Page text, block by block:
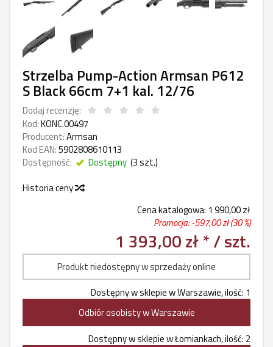
Strzelba Pump-Action Armsan P612
S Black 66cm 7+1 kal. 12/76
Dodaj recenzję:
Kod:KONC.00497
Producent:Armsan
Kod EAN:5902808610113
Dostępność:
Dostępny (3szt.)
Historia ceny
Cena katalogowa: 1 990,00 zł
Promocja: -597,00 zł(30 %)
1 393,00 zł */ szt.
Produkt niedostępny w sprzedaży online
Dostępny w sklepie w Warszawie, ilość: 1
Odbiór osobisty w Warszawie
Dostępny w sklepie w Łomiankach, ilość: 2